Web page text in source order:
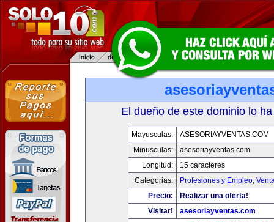
El dueño de este dominio lo
Mayusculas:
ASESORIAYVENTAS.COM
Minusculas:
asesoriayventas.com
Longitud:
15 caracteres
Categorias:
Profesiones y Empleo,
Precio:
Realizar una oferta!
Visitar!
asesoriayventas.com